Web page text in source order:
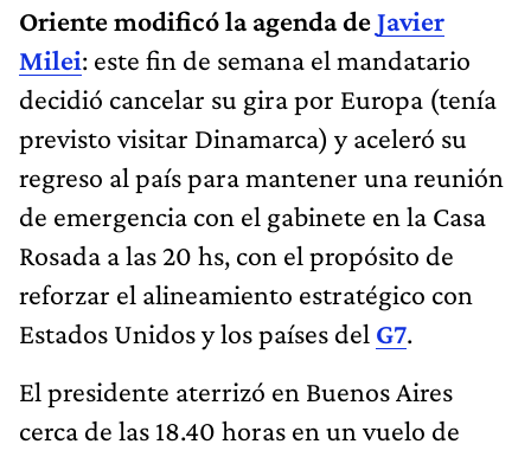
Oriente modificó la agenda deJavier
Milei: este fin de semana el mandatario
decidió cancelar su gira por Europa (tenía
previsto visitar Dinamarca) y aceleró su
regreso al país para mantener una reunión
de emergencia con el gabinete en la Casa
Rosada a las 20 hs, con el propósito de
reforzar el alineamiento estratégico con
Estados Unidos y los países del G7.
El presidente aterrizó en Buenos Aires
cerca de las 18.40 horas en un vuelo de